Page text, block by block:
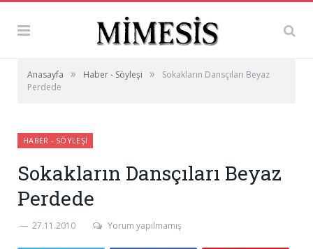
Anasayfa » Haber - Söyleşi »
Sokakların Dansçıları Beyaz
Perdede
HABER - SÖYLEŞI
Sokakların Dansçıları Beyaz
Perdede
27.11.2010 Yorum yapılmamış